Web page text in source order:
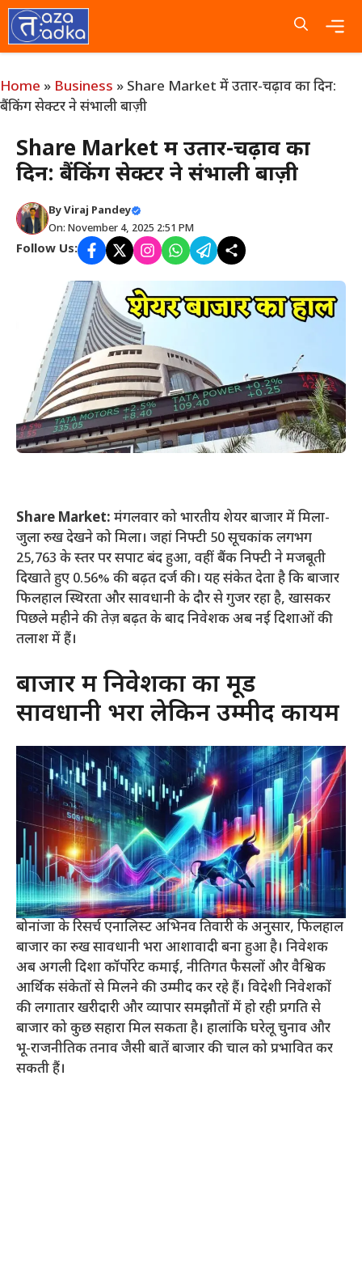
Skip
to
content
Home » Business » Share Market में उतार-चढ़ाव का दिन:
बैंकिंग सेक्टर ने संभाली बाज़ी
Share Market में उतार-चढ़ाव का
दिन: बैंकिंग सेक्टर ने संभाली बाज़ी
ByViraj Pandey
On: November 4, 2025 2:51 PM
Follow Us:
Share Market: मंगलवार को भारतीय शेयर बाजार में मिला-
जुला रुख देखने को मिला। जहां निफ्टी 50 सूचकांक लगभग
25,763 के स्तर पर सपाट बंद हुआ, वहीं बैंक निफ्टी ने मजबूती
दिखाते हुए 0.56% की बढ़त दर्ज की। यह संकेत देता है कि बाजार
फिलहाल स्थिरता और सावधानी के दौर से गुजर रहा है, खासकर
पिछले महीने की तेज़ बढ़त के बाद निवेशक अब नई दिशाओं की
तलाश में हैं।
बाजार में निवेशकों का मूड
सावधानी भरा लेकिन उम्मीद कायम
बोनांजा के रिसर्च एनालिस्ट अभिनव तिवारी के अनुसार, फिलहाल
बाजार का रुख सावधानी भरा आशावादी बना हुआ है। निवेशक
अब अगली दिशा कॉर्पोरेट कमाई, नीतिगत फैसलों और वैश्विक
आर्थिक संकेतों से मिलने की उम्मीद कर रहे हैं। विदेशी निवेशकों
की लगातार खरीदारी और व्यापार समझौतों में हो रही प्रगति से
बाजार को कुछ सहारा मिल सकता है। हालांकि घरेलू चुनाव और
भू-राजनीतिक तनाव जैसी बातें बाजार की चाल को प्रभावित कर
सकती हैं।